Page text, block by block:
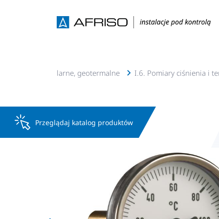
c.o., c.w.u, solarne, geotermalne I.6. Pomiary ciśnienia i
Przeglądaj katalog produktów